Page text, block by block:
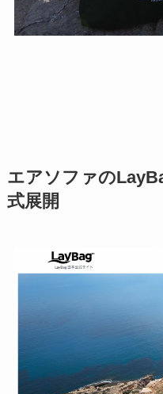
エアソファの
式展開